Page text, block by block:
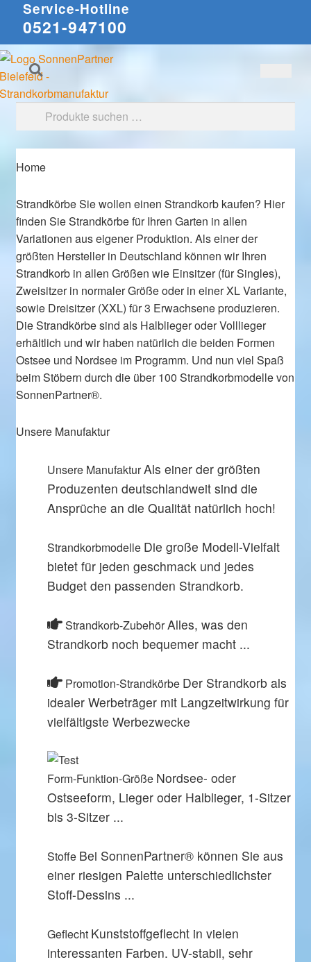
Service-Hotline
0521-947100
Zur
Navigation
springen
Zum
Inhalt
springen
Suche
nach:
Suchen
Home
StrandkörbeSie wollen einen Strandkorb kaufen? Hier
finden Sie Strandkörbe für Ihren Garten in allen
Variationen aus eigener Produktion. Als einer der
größten Hersteller in Deutschland können wir Ihren
Strandkorb in allen Größen wie Einsitzer (für Singles),
Zweisitzer in normaler Größe oder in einer XL Variante,
sowie Dreisitzer (XXL) für 3 Erwachsene produzieren.
Die Strandkörbe sind als Halblieger oder Volllieger
erhältlich und wir haben natürlich die beiden Formen
Ostsee und Nordsee im Programm. Und nun viel Spaß
beim Stöbern durch die über 100 Strandkorbmodelle von
SonnenPartner®.
Unsere Manufaktur
Unsere ManufakturAls einer der größten
Produzenten deutschlandweit sind die
Ansprüche an die Qualität natürlich hoch!
Strandkorbmodelle Die große Modell-Vielfalt
bietet für jeden geschmack und jedes
Budget den passenden Strandkorb.
Strandkorb-ZubehörAlles, was den
Strandkorb noch bequemer macht ...
Promotion-Strandkörbe Der Strandkorb als
idealer Werbeträger mit Langzeitwirkung für
vielfältigste Werbezwecke
Form-Funktion-Größe Nordsee- oder
Ostseeform, Lieger oder Halblieger, 1-Sitzer
bis 3-Sitzer ...
Stoffe Bei SonnenPartner® können Sie aus
einer riesigen Palette unterschiedlichster
Stoff-Dessins ...
Geflecht Kunststoffgeflecht in vielen
interessanten Farben. UV-stabil, sehr